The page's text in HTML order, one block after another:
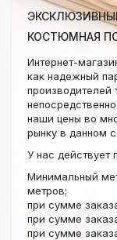
КОСТЮМНАЯ
Интернет-
как надежный
производителей
наши цены во
рынку в данном
У нас действует
Минимальный
метров;
при сумме
при сумме
при сумме